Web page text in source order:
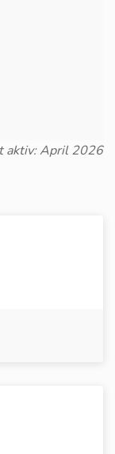
aktiv: April 2026